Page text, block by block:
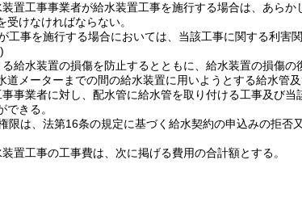
置工事事業者が給水装置工事を施行する場合は、あらか
けなければならない。
工事を施行する場合においては、当該工事に関する利害
給水装置の損傷を防止するとともに、給水装置の損傷
道メーターまでの間の給水装置に用いようとする給水管
事業者に対し、配水管に給水管を取り付ける工事及び
きる。
限は、法第16条の規定に基づく給水契約の申込みの拒否
置工事の工事費は、次に掲げる費用の合計額とする。